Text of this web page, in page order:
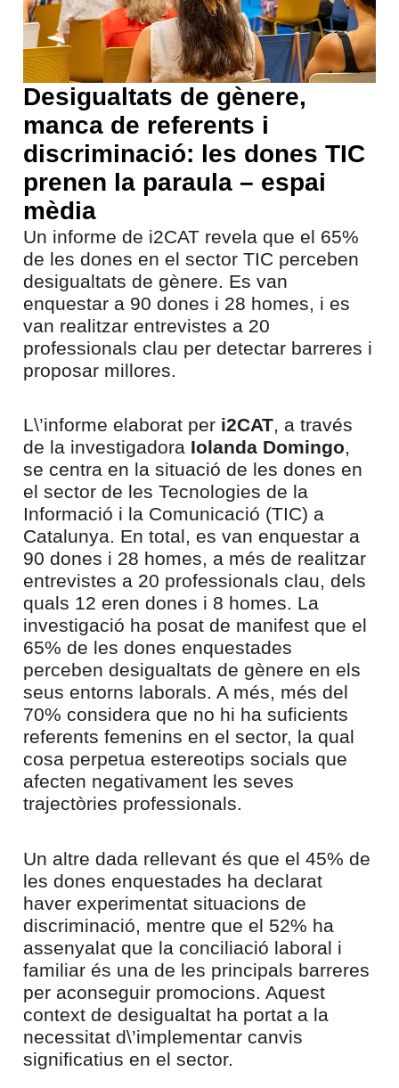
Desigualtats de gènere,
manca de referents i
discriminació: les dones TIC
prenen la paraula – espai
mèdia
Un informe de i2CAT revela que el 65%
de les dones en el sector TIC perceben
desigualtats de gènere. Es van
enquestar a 90 dones i 28 homes, i es
van realitzar entrevistes a 20
professionals clau per detectar barreres i
proposar millores.
L\’informe elaborat per i2CAT, a través
de la investigadora Iolanda Domingo,
se centra en la situació de les dones en
el sector de les Tecnologies de la
Informació i la Comunicació (TIC) a
Catalunya. En total, es van enquestar a
90 dones i 28 homes, a més de realitzar
entrevistes a 20 professionals clau, dels
quals 12 eren dones i 8 homes. La
investigació ha posat de manifest que el
65% de les dones enquestades
perceben desigualtats de gènere en els
seus entorns laborals. A més, més del
70% considera que no hi ha suficients
referents femenins en el sector, la qual
cosa perpetua estereotips socials que
afecten negativament les seves
trajectòries professionals.
Un altre dada rellevant és que el 45% de
les dones enquestades ha declarat
haver experimentat situacions de
discriminació, mentre que el 52% ha
assenyalat que la conciliació laboral i
familiar és una de les principals barreres
per aconseguir promocions. Aquest
context de desigualtat ha portat a la
necessitat d\’implementar canvis
significatius en el sector.